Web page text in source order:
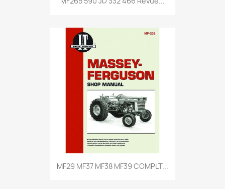
MF29 MF37 MF38 MF39 COMPLT...